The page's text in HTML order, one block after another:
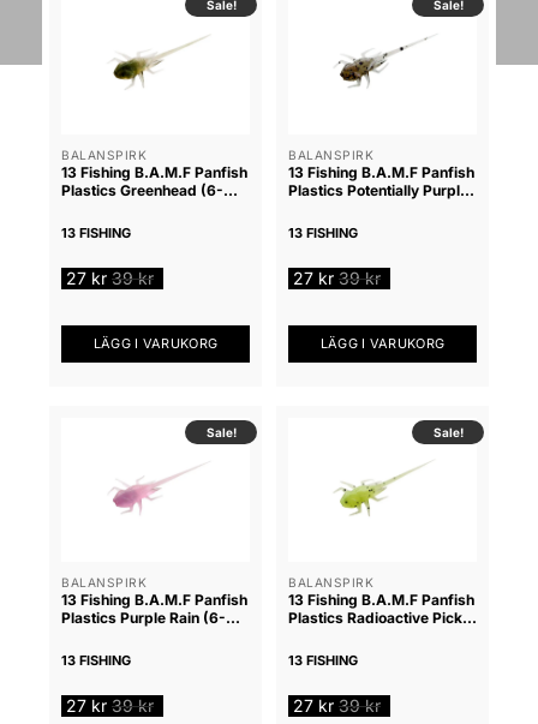
Sale!
BALANSPIRK
13 Fishing B.A.M.F Panfish
Plastics Greenhead (6-
13 FISHING
27 kr 39kr
LÄGG I VARUKORG
Sale!
BALANSPIRK
13 Fishing B.A.M.F Panfish
Plastics Potentially Purple
13 FISHING
27 kr 39kr
LÄGG I VARUKORG
Sale!
BALANSPIRK
13 Fishing B.A.M.F Panfish
Plastics Purple Rain (6-
13 FISHING
27 kr 39kr
Sale!
BALANSPIRK
13 Fishing B.A.M.F Panfish
Plastics Radioactive Pickle
13 FISHING
27 kr 39kr